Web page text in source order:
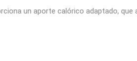
un aporte calórico adaptado,